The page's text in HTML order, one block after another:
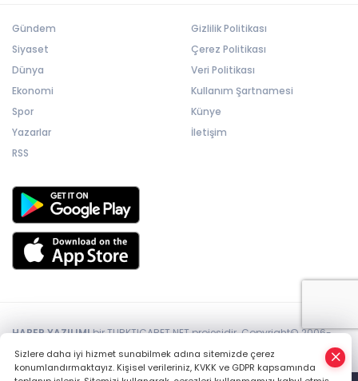
Gündem
Siyaset
Dünya
Ekonomi
Spor
Yazarlar
RSS
Gizlilik Politikası
Çerez Politikası
Veri Politikası
Kullanım Şartnamesi
Künye
İletişim
HABER YAZILIMIbir TURKTICARET.NET projesidir. Copyright© 2006-
Sizlere daha iyi hizmet sunabilmek adına sitemizde çerez
konumlandırmaktayız. Kişisel verileriniz, KVKK ve GDPR kapsamında